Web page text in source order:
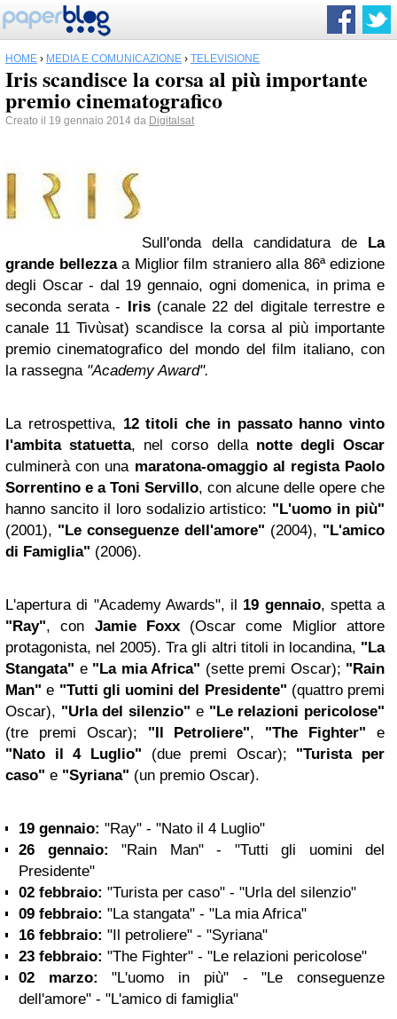
HOME › MEDIA E COMUNICAZIONE › TELEVISIONE
Iris scandisce la corsa al più importante
premio cinematografico
Creato il 19 gennaio 2014 da Digitalsat
Sull'onda della candidatura de La
grande bellezza a Miglior film straniero alla 86ª edizione
degli Oscar - dal 19 gennaio, ogni domenica, in prima e
seconda serata - Iris (canale 22 del digitale terrestre e
canale 11 Tivùsat) scandisce la corsa al più importante
premio cinematografico del mondo del film italiano, con
la rassegna "Academy Award".
La retrospettiva, 12 titoli che in passato hanno vinto
l'ambita statuetta, nel corso della notte degli Oscar
culminerà con una maratona-omaggio al regista Paolo
Sorrentino e a Toni Servillo, con alcune delle opere che
hanno sancito il loro sodalizio artistico: "L'uomo in più"
(2001), "Le conseguenze dell'amore" (2004), "L'amico
di Famiglia" (2006).
L'apertura di "Academy Awards", il 19 gennaio, spetta a
"Ray", con Jamie Foxx(Oscar come Miglior attore
protagonista, nel 2005). Tra gli altri titoli in locandina, "La
Stangata" e "La mia Africa" (sette premi Oscar); "Rain
Man" e "Tutti gli uomini del Presidente" (quattro premi
Oscar), "Urla del silenzio" e "Le relazioni pericolose"
(tre premi Oscar); "Il Petroliere", "The Fighter" e
"Nato il 4 Luglio" (due premi Oscar); "Turista per
caso" e "Syriana" (un premio Oscar).
19 gennaio: "Ray" - "Nato il 4 Luglio"
26 gennaio: "Rain Man" - "Tutti gli uomini del
Presidente"
02 febbraio: "Turista per caso" - "Urla del silenzio"
09 febbraio: "La stangata" - "La mia Africa"
16 febbraio: "Il petroliere" - "Syriana"
23 febbraio: "The Fighter" - "Le relazioni pericolose"
02 marzo: "L'uomo in più" - "Le conseguenze
dell'amore" - "L'amico di famiglia"